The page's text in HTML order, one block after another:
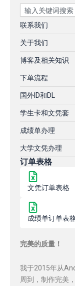
Search
联系我们
关于我们
博客及相关知识
下单流程
国外ID和DL
学生卡和文凭套
成绩单办理
大学文凭办理
订单表格
文凭订单表格
成绩单订单表
完美的质量！
我于2015年从
周到，制作完美